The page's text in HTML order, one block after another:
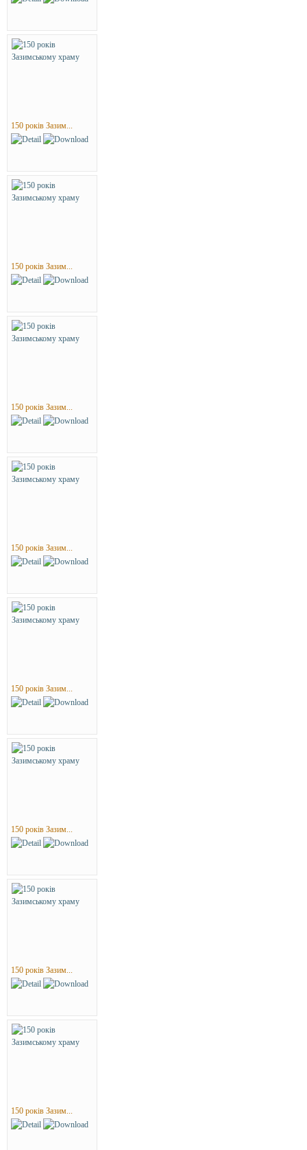
150 років Зазим...
150 років Зазим...
150 років Зазим...
150 років Зазим...
150 років Зазим...
150 років Зазим...
150 років Зазим...
150 років Зазим...